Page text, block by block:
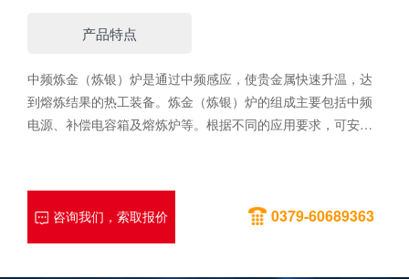
产品特点
中频炼金（炼银）炉是通过中频感应，使贵金属快速升温，达
到熔炼结果的热工装备。炼金（炼银）炉的组成主要包括中频
电源、补偿电容箱及熔炼炉等。根据不同的应用要求，可安装
效率高，机械化和自动化程度高。4.浇注稳定，采用减速机倾
炉方式（具备手动倾炉功能）。5.炉体优化为坩埚可快速拆装
咨询我们，索取报价 0379-60689363